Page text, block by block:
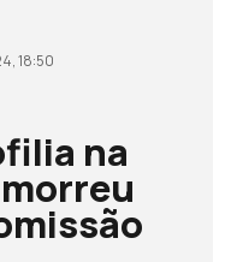
18:50
na